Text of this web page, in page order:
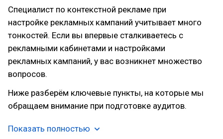
Специалист по контекстной рекламе при
настройке рекламных кампаний учитывает много
тонкостей. Если вы впервые сталкиваетесь с
рекламными кабинетами и настройками
рекламных кампаний, у вас возникнет множество
вопросов.
Ниже разберём ключевые пункты, на которые мы
обращаем внимание при подготовке аудитов.
Показать полностью